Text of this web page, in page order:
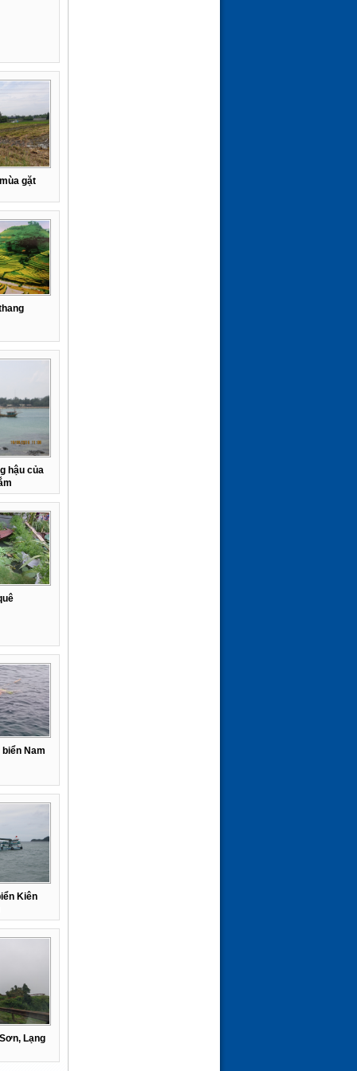
gặt
hậu của
Nam
Kiên
Lạng